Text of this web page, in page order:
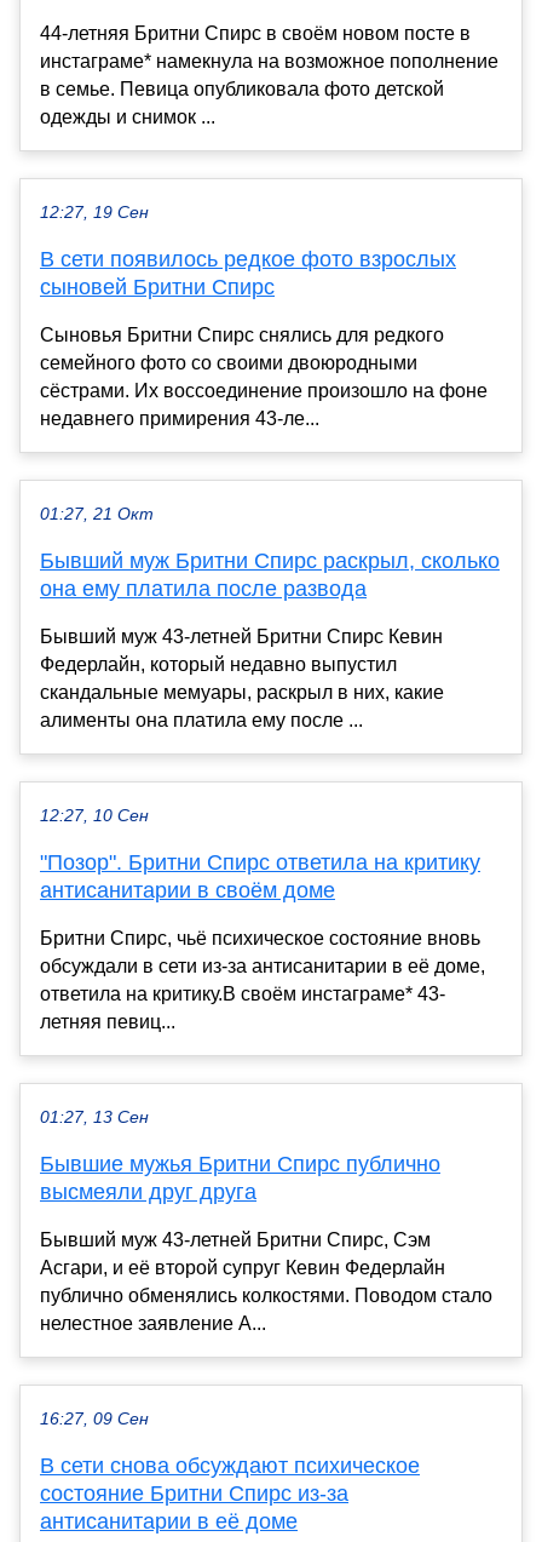
44-летняя Бритни Спирс в своём новом посте в
инстаграме* намекнула на возможное пополнение
в семье. Певица опубликовала фото детской
одежды и снимок ...
12:27, 19 Сен
В сети появилось редкое фото взрослых
сыновей Бритни Спирс
Сыновья Бритни Спирс снялись для редкого
семейного фото со своими двоюродными
сёстрами. Их воссоединение произошло на фоне
недавнего примирения 43-ле...
01:27, 21 Окт
Бывший муж Бритни Спирс раскрыл, сколько
она ему платила после развода
Бывший муж 43-летней Бритни Спирс Кевин
Федерлайн, который недавно выпустил
скандальные мемуары, раскрыл в них, какие
алименты она платила ему после ...
12:27, 10 Сен
"Позор". Бритни Спирс ответила на критику
антисанитарии в своём доме
Бритни Спирс, чьё психическое состояние вновь
обсуждали в сети из-за антисанитарии в её доме,
ответила на критику.В своём инстаграме* 43-
летняя певиц...
01:27, 13 Сен
Бывшие мужья Бритни Спирс публично
высмеяли друг друга
Бывший муж 43-летней Бритни Спирс, Сэм
Асгари, и её второй супруг Кевин Федерлайн
публично обменялись колкостями. Поводом стало
нелестное заявление А...
16:27, 09 Сен
В сети снова обсуждают психическое
состояние Бритни Спирс из-за
антисанитарии в её доме